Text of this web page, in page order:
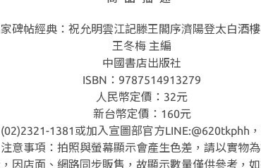
碑帖經典：祝允明雲江記滕王閣序濟陽登太白酒
王冬梅 主編
中國書店出版社
ISBN：9787514913279
人民幣定價：32元
新台幣定價：160元
1381或加入宣圖部官方LINE:@620tkphh
注意事項：拍照與螢幕顯示會產生色差，請以實物為
因店面、網路同步販售，故顯示數量僅供參考，